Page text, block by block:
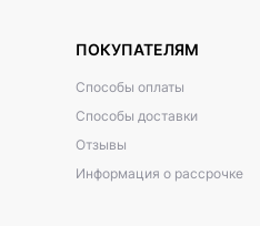
ПОКУПАТЕЛЯМ
Способы оплаты
Способы доставки
Отзывы
Информация о рассрочке